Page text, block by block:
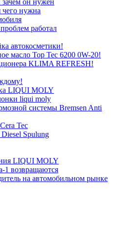
зачем он нужен
чего нужна
работал
автокосметики!
масло Top Tec 6200 0W-20!
KLIMA REFRESH!
LIQUI MOLY
liqui moly
системы Bremsen Anti
Tec
Spulung
LIQUI MOLY
1 возвращаются
на автомобильном рынке